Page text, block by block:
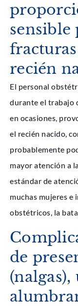
sensible
recién
El personal
durante el trabajo
en ocasiones,
el recién nacido,
probablemente
mayor atención a
estándar de
muchas mujeres e
obstétricos, la
de